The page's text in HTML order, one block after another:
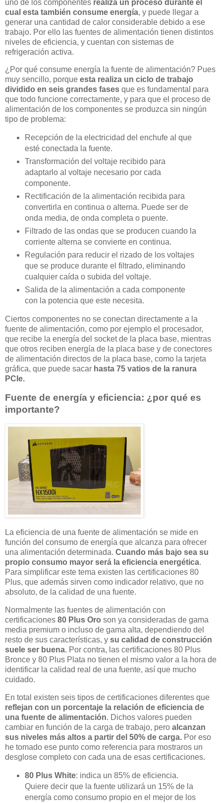
uno de los componentes realiza un proceso durante el
cual esta también consume energía, y puede llegar a
generar una cantidad de calor considerable debido a ese
trabajo. Por ello las fuentes de alimentación tienen distintos
niveles de eficiencia, y cuentan con sistemas de
refrigeración activa.
¿Por qué consume energía la fuente de alimentación? Pues
muy sencillo, porque esta realiza un ciclo de trabajo
dividido en seis grandes fases que es fundamental para
que todo funcione correctamente, y para que el proceso de
alimentación de los componentes se produzca sin ningún
tipo de problema:
Recepción de la electricidad del enchufe al que
esté conectada la fuente.
Transformación del voltaje recibido para
adaptarlo al voltaje necesario por cada
componente.
Rectificación de la alimentación recibida para
convertirla en continua o alterna. Puede ser de
onda media, de onda completa o puente.
Filtrado de las ondas que se producen cuando la
corriente alterna se convierte en continua.
Regulación para reducir el rizado de los voltajes
que se produce durante el filtrado, eliminando
cualquier caída o subida del voltaje.
Salida de la alimentación a cada componente
con la potencia que este necesita.
Ciertos componentes no se conectan directamente a la
fuente de alimentación, como por ejemplo el procesador,
que recibe la energía del socket de la placa base, mientras
que otros reciben energía de la placa base y de conectores
de alimentación directos de la placa base, como la tarjeta
gráfica, que puede sacar hasta 75 vatios de la ranura
PCIe.
Fuente de energía y eficiencia: ¿por qué es
importante?
La eficiencia de una fuente de alimentación se mide en
función del consumo de energía que alcanza para ofrecer
una alimentación determinada. Cuando más bajo sea su
propio consumo mayor será la eficiencia energética.
Para simplificar este tema existen las certificaciones 80
Plus, que además sirven como indicador relativo, que no
absoluto, de la calidad de una fuente.
Normalmente las fuentes de alimentación con
certificaciones 80 Plus Oro son ya consideradas de gama
media premium o incluso de gama alta, dependiendo del
resto de sus características, y su calidad de construcción
suele ser buena. Por contra, las certificaciones 80 Plus
Bronce y 80 Plus Plata no tienen el mismo valor a la hora de
identificar la calidad real de una fuente, así que mucho
cuidado.
En total existen seis tipos de certificaciones diferentes que
reflejan con un porcentaje la relación de eficiencia de
una fuente de alimentación. Dichos valores pueden
cambiar en función de la carga de trabajo, pero alcanzan
sus niveles más altos a partir del 50% de carga. Por eso
he tomado ese punto como referencia para mostraros un
desglose completo con cada una de esas certificaciones.
80 Plus White: indica un 85% de eficiencia.
Quiere decir que la fuente utilizará un 15% de la
energía como consumo propio en el mejor de los